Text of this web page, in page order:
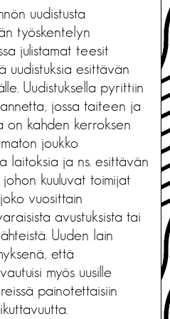
uudistusta
työskentelyn
julistamat teesit
esittävän
Uudistuksella pyrittiin
jossa taiteen ja
on kahden kerroksen
joukko
laitoksia ja ns. esittävän
kuuluvat toimijat
vuosittain
avustuksista tai
Uuden lain
että
myös uusille
painotettaisiin